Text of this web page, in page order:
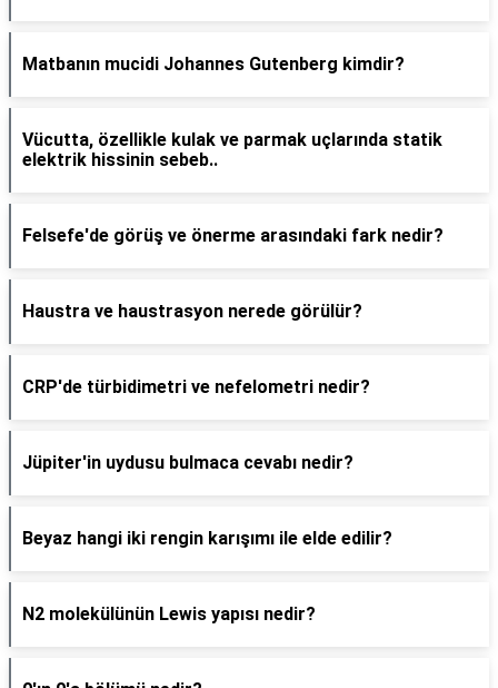
Matbanın mucidi Johannes Gutenberg kimdir?
Vücutta, özellikle kulak ve parmak uçlarında statik
elektrik hissinin sebeb..
Felsefe'de görüş ve önerme arasındaki fark nedir?
Haustra ve haustrasyon nerede görülür?
CRP'de türbidimetri ve nefelometri nedir?
Jüpiter'in uydusu bulmaca cevabı nedir?
Beyaz hangi iki rengin karışımı ile elde edilir?
N2 molekülünün Lewis yapısı nedir?